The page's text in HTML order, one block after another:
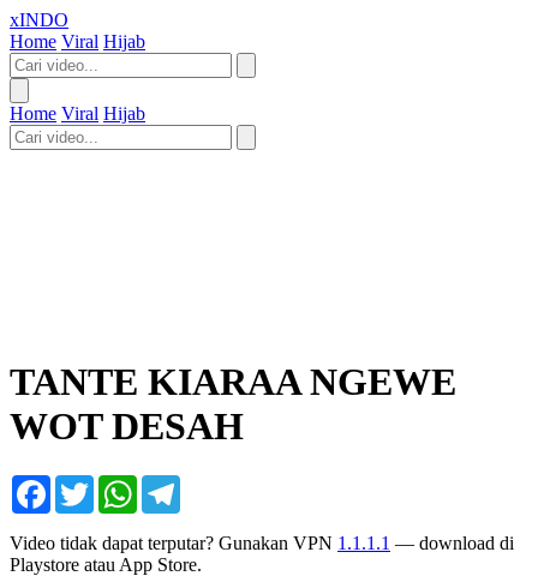
xINDO
Home Viral Hijab
Home Viral Hijab
TANTE KIARAA NGEWE
WOT DESAH
Facebook
TwitterWhatsApp
Video tidak dapat terputar? Gunakan VPN 1.1.1.1 — download di
Playstore atau App Store.